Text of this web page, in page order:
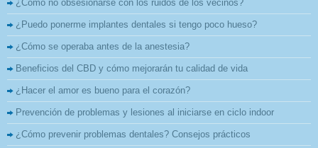
¿Cómo no obsesionarse con los ruidos de los vecinos?
¿Puedo ponerme implantes dentales si tengo poco hueso?
¿Cómo se operaba antes de la anestesia?
Beneficios del CBD y cómo mejorarán tu calidad de vida
¿Hacer el amor es bueno para el corazón?
Prevención de problemas y lesiones al iniciarse en ciclo indoor
¿Cómo prevenir problemas dentales? Consejos prácticos